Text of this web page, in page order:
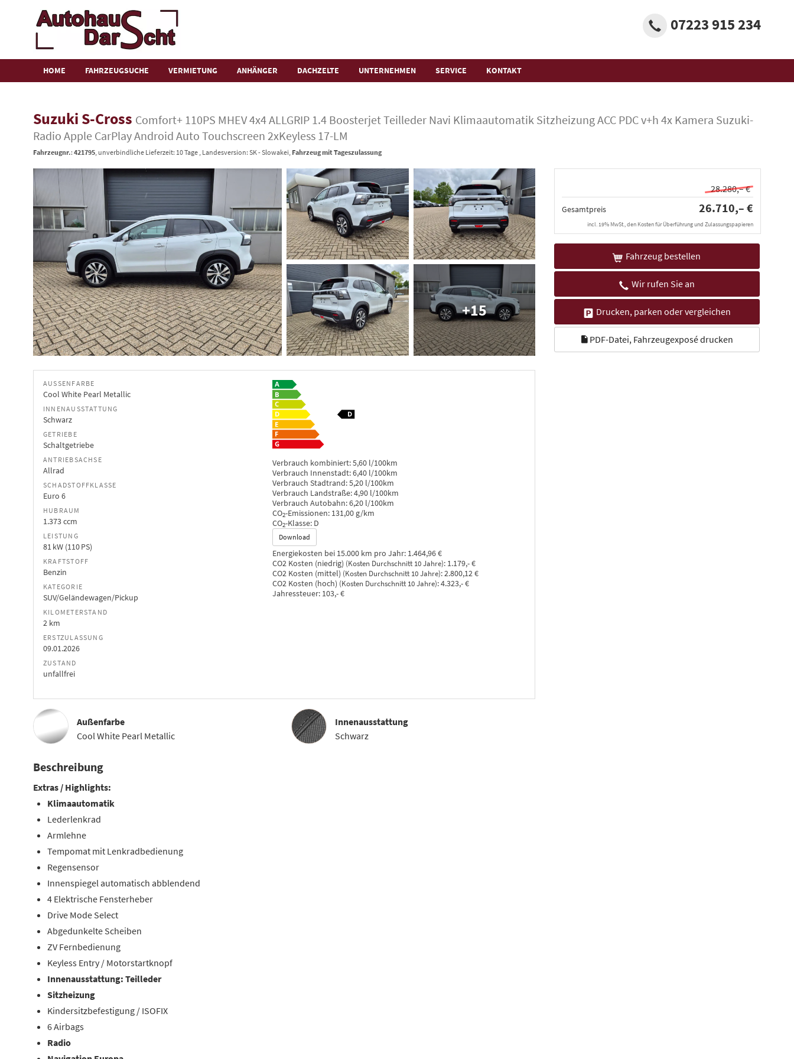
07223 915 234
HOME FAHRZEUGSUCHE VERMIETUNG ANHÄNGER DACHZELTE UNTERNEHMEN SERVICE KONTAKT
Suzuki S-Cross Comfort+ 110PS MHEV 4x4 ALLGRIP 1.4 Boosterjet Teilleder Navi Klimaautomatik Sitzheizung ACC PDC v+h 4x Kamera Suzuki-
Radio Apple CarPlay Android Auto Touchscreen 2xKeyless 17-LM
Fahrzeugnr.: 421795 , unverbindliche Lieferzeit: 10 Tage , Landesversion: SK - Slowakei, Fahrzeug mit Tageszulassung
28.280,– €
Gesamtpreis 26.710,– €
incl. 19% MwSt., den Kosten für Überführung und Zulassungspapieren
Fahrzeug bestellen
Wir rufen Sie an
Drucken, parken oder vergleichen
PDF-Datei, Fahrzeugexposé drucken
+15
AUSSENFARBE
Cool White Pearl Metallic
INNENAUSSTATTUNG
Schwarz
GETRIEBE
Schaltgetriebe
ANTRIEBSACHSE
Allrad
SCHADSTOFFKLASSE
Euro 6
HUBRAUM
1.373 ccm
LEISTUNG
81 kW (110 PS)
KRAFTSTOFF
Benzin
KATEGORIE
SUV/Geländewagen/Pickup
KILOMETERSTAND
2 km
ERSTZULASSUNG
09.01.2026
ZUSTAND
unfallfrei
Verbrauch kombiniert:5,60 l/100km
Verbrauch Innenstadt:6,40 l/100km
Verbrauch Stadtrand:5,20 l/100km
Verbrauch Landstraße:4,90 l/100km
Verbrauch Autobahn:6,20 l/100km
CO2-Emissionen: 131,00 g/km
CO2-Klasse: D
Download
Energiekosten bei 15.000 km pro Jahr: 1.464,96 €
CO2 Kosten (niedrig) (Kosten Durchschnitt 10 Jahre): 1.179,- €
CO2 Kosten (mittel) (Kosten Durchschnitt 10 Jahre):2.800,12 €
CO2 Kosten (hoch) (Kosten Durchschnitt 10 Jahre):4.323,- €
Jahressteuer: 103,- €
Außenfarbe
Cool White Pearl Metallic
InnenausstattungInnenausstattung
Schwarz
Beschreibung
Extras / Highlights:
Klimaautomatik
Lederlenkrad
Armlehne
Tempomat mit Lenkradbedienung
Regensensor
Innenspiegel automatisch abblendend
4 Elektrische Fensterheber
Drive Mode Select
Abgedunkelte Scheiben
ZV Fernbedienung
Keyless Entry / Motorstartknopf
Innenausstattung: Teilleder
Sitzheizung
Kindersitzbefestigung / ISOFIX
6 Airbags
Radio